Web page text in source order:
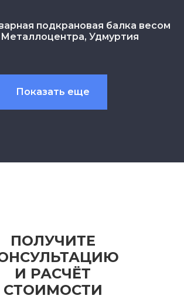
подкрановая балка весом
Металлоцентра, Удмуртия
Показать еще
ПОЛУЧИТЕ
И РАСЧЁТ
СТОИМОСТИ